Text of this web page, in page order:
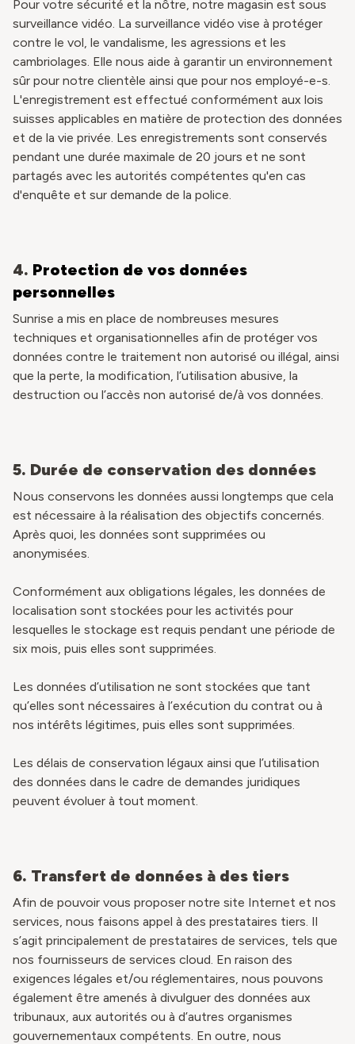
Pour votre sécurité et la nôtre, notre magasin est sous
surveillance vidéo. La surveillance vidéo vise à protéger
contre le vol, le vandalisme, les agressions et les
cambriolages. Elle nous aide à garantir un environnement
sûr pour notre clientèle ainsi que pour nos employé-e-s.
L'enregistrement est effectué conformément aux lois
suisses applicables en matière de protection des données
et de la vie privée. Les enregistrements sont conservés
pendant une durée maximale de 20 jours et ne sont
partagés avec les autorités compétentes qu'en cas
d'enquête et sur demande de la police.
4. Protection de vos données
personnelles
Sunrise a mis en place de nombreuses mesures
techniques et organisationnelles afin de protéger vos
données contre le traitement non autorisé ou illégal, ainsi
que la perte, la modification, l’utilisation abusive, la
destruction ou l’accès non autorisé de/à vos données.
5. Durée de conservation des données
Nous conservons les données aussi longtemps que cela
est nécessaire à la réalisation des objectifs concernés.
Après quoi, les données sont supprimées ou
anonymisées.
Conformément aux obligations légales, les données de
localisation sont stockées pour les activités pour
lesquelles le stockage est requis pendant une période de
six mois, puis elles sont supprimées.
Les données d’utilisation ne sont stockées que tant
qu’elles sont nécessaires à l’exécution du contrat ou à
nos intérêts légitimes, puis elles sont supprimées.
Les délais de conservation légaux ainsi que l’utilisation
des données dans le cadre de demandes juridiques
peuvent évoluer à tout moment.
6. Transfert de données à des tiers
Afin de pouvoir vous proposer notre site Internet et nos
services, nous faisons appel à des prestataires tiers. Il
s’agit principalement de prestataires de services, tels que
nos fournisseurs de services cloud. En raison des
exigences légales et/ou réglementaires, nous pouvons
également être amenés à divulguer des données aux
tribunaux, aux autorités ou à d’autres organismes
gouvernementaux compétents. En outre, nous